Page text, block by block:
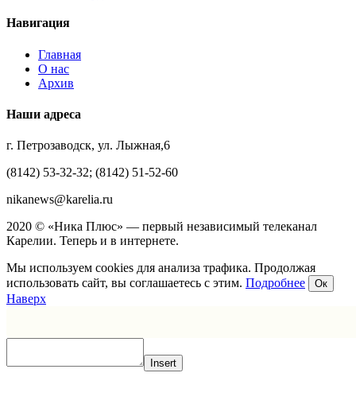
Навигация
Главная
О нас
Архив
Наши адреса
г. Петрозаводск, ул. Лыжная,6
(8142) 53-32-32; (8142) 51-52-60
nikanews@karelia.ru
2020 © «Ника Плюс» — первый независимый телеканал
Карелии. Теперь и в интернете.
Мы используем cookies для анализа трафика. Продолжая
использовать сайт, вы соглашаетесь с этим. Подробнее Ок
Наверх
Insert